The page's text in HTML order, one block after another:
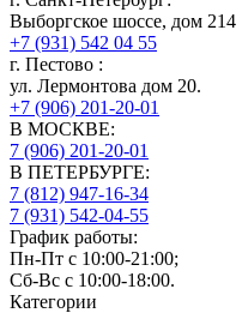
Выборгское шоссе, дом 214
+7 (931) 542 04 55
г. Пестово :
ул. Лермонтова дом 20.
+7 (906) 201-20-01
В МОСКВЕ:
7 (906) 201-20-01
В ПЕТЕРБУРГЕ:
7 (812) 947-16-34
7 (931) 542-04-55
График работы:
Пн-Пт с 10:00-21:00;
Сб-Вс с 10:00-18:00.
Категории